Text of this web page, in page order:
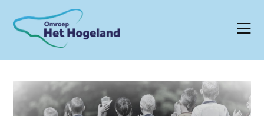
content